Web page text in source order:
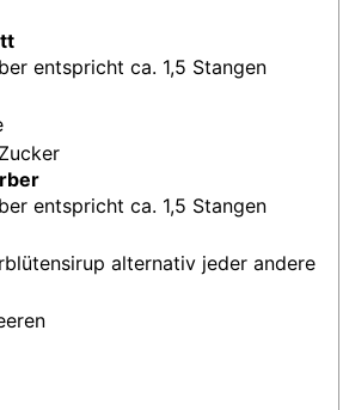
entspricht ca. 1,5 Stangen
entspricht ca. 1,5 Stangen
alternativ jeder andere